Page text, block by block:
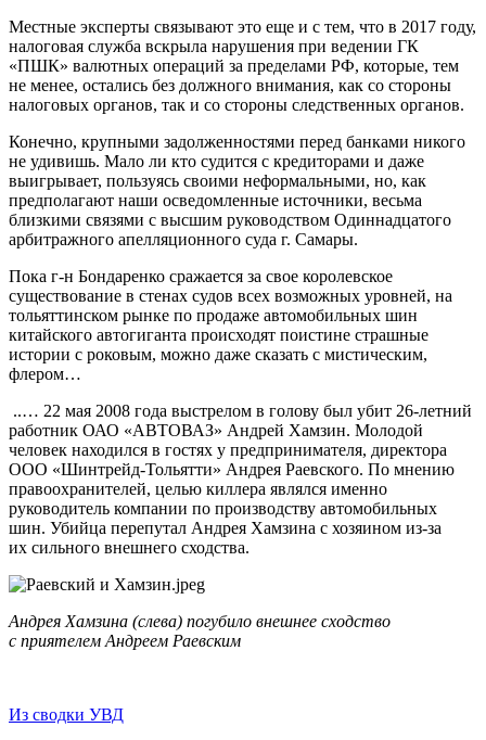
Местные эксперты связывают это еще и с тем, что в 2017 году,
налоговая служба вскрыла нарушения при ведении ГК
«ПШК» валютных операций за пределами РФ, которые, тем
не менее, остались без должного внимания, как со стороны
налоговых органов, так и со стороны следственных органов.
Конечно, крупными задолженностями перед банками никого
не удивишь. Мало ли кто судится с кредиторами и даже
выигрывает, пользуясь своими неформальными, но, как
предполагают наши осведомленные источники, весьма
близкими связями с высшим руководством Одиннадцатого
арбитражного апелляционного суда г. Самары.
Пока г-н Бондаренко сражается за свое королевское
существование в стенах судов всех возможных уровней, на
тольяттинском рынке по продаже автомобильных шин
китайского автогиганта происходят поистине страшные
истории с роковым, можно даже сказать с мистическим,
флером…
..… 22 мая 2008 года выстрелом в голову был убит 26-летний
работник ОАО «АВТОВАЗ» Андрей Хамзин. Молодой
человек находился в гостях у предпринимателя, директора
ООО «Шинтрейд-Тольятти» Андрея Раевского. По мнению
правоохранителей, целью киллера являлся именно
руководитель компании по производству автомобильных
шин. Убийца перепутал Андрея Хамзина с хозяином из-за
их сильного внешнего сходства.
Андрея Хамзина (слева) погубило внешнее сходство
с приятелем Андреем Раевским
Из сводки УВД